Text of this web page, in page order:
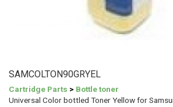
SAMCOLTON90GRYEL
Cartridge Parts > Bottle toner
Universal Color bottled Toner Yellow for